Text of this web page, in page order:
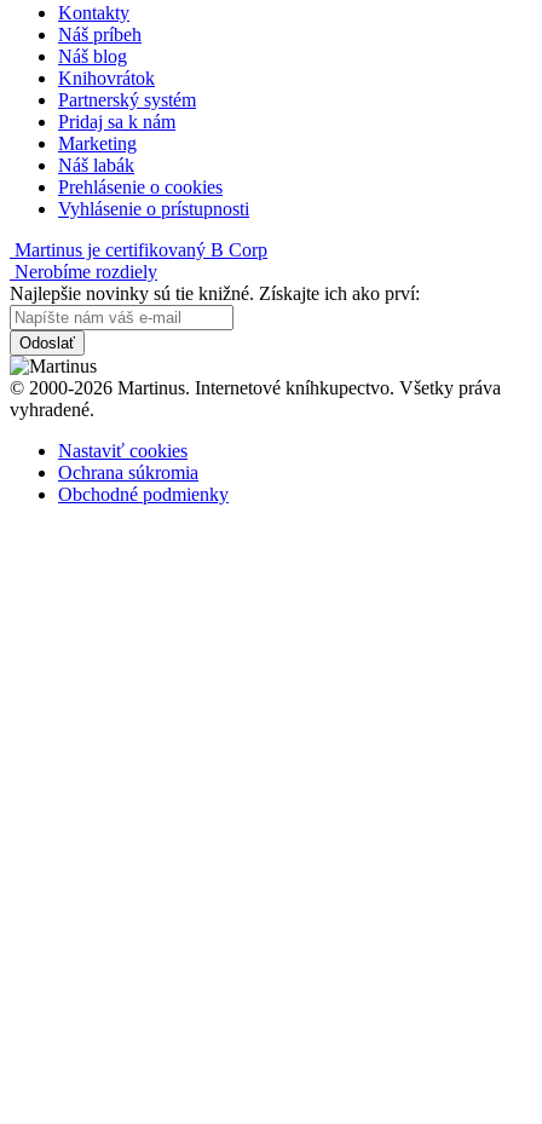
Kontakty
Náš príbeh
Náš blog
Knihovrátok
Partnerský systém
Pridaj sa k nám
Marketing
Náš labák
Prehlásenie o cookies
Vyhlásenie o prístupnosti
Martinus je certifikovaný B Corp
Nerobíme rozdiely
Najlepšie novinky sú tie knižné. Získajte ich ako prví:
Odoslať
© 2000-2026 Martinus. Internetové kníhkupectvo. Všetky práva
vyhradené.
Nastaviť cookies
Ochrana súkromia
Obchodné podmienky